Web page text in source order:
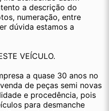
a descrição do
numeração, entre
dúvida estamos a
VEÍCULO.
a quase 30 anos no
de peças semi novas
e procedência, pois
para desmanche